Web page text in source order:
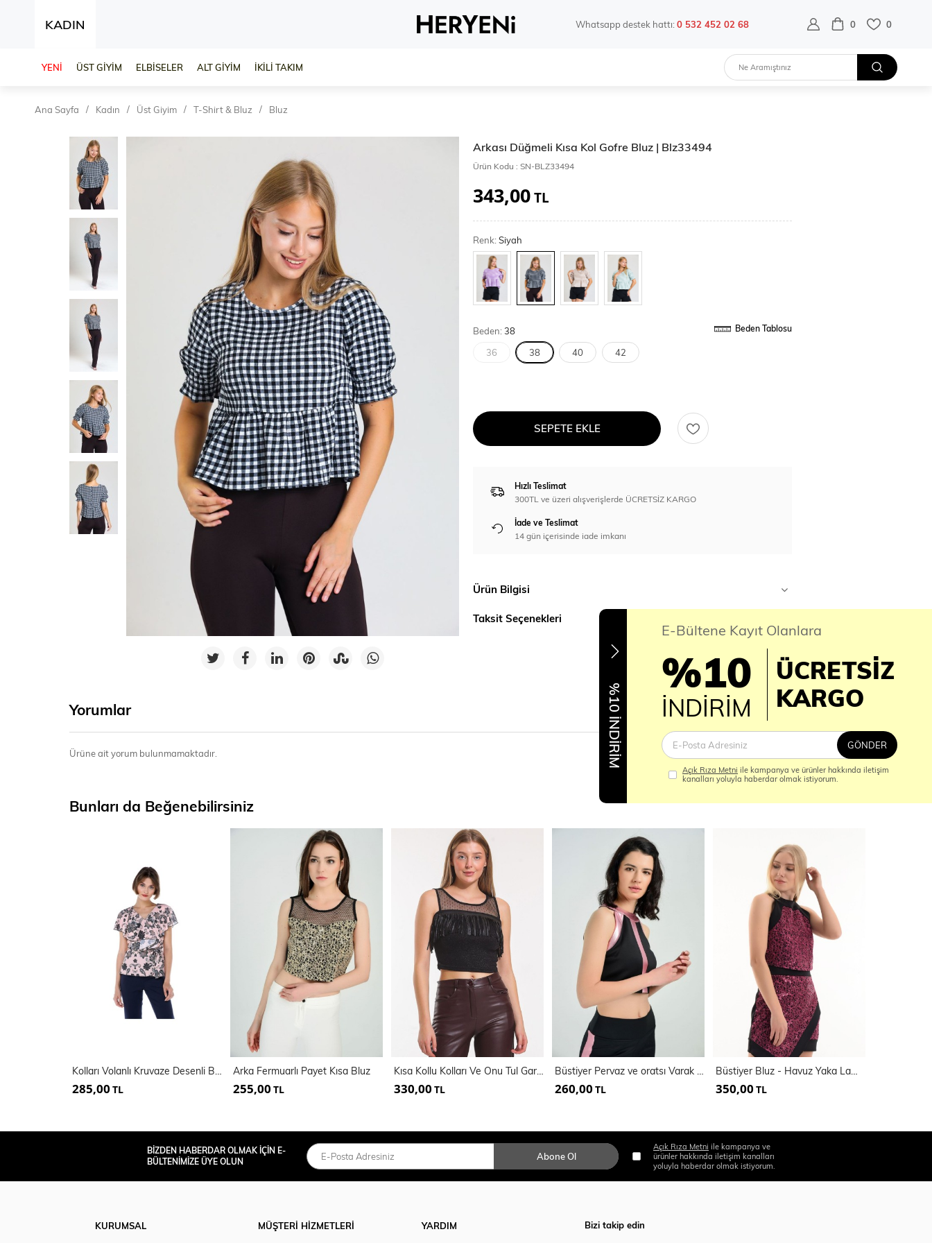
KADIN Whatsapp destek hattı:0 532 452 02 68 0 0
YENİ ÜST GİYİM ELBİSELER ALT GİYİM İKİLİ TAKIM
Ana Sayfa Kadın Üst Giyim T-Shirt & Bluz Bluz
Arkası Düğmeli Kısa Kol Gofre Bluz | Blz33494
Ürün Kodu : SN-BLZ33494
343,00TL
Renk:Siyah
Beden:38 Beden Tablosu
36 38 40 42
SEPETE EKLE
Hızlı Teslimat
300TL ve üzeri alışverişlerde ÜCRETSİZ KARGO
İade ve Teslimat
14 gün içerisinde iade imkanı
Ürün Bilgisi
Taksit Seçenekleri
Yorumlar
Ürüne ait yorum bulunmamaktadır.
Bunları da Beğenebilirsiniz
Kolları Volanlı Kruvaze Desenli Bluz Blz32057
285,00 TL
Arka Fermuarlı Payet Kısa Bluz
255,00 TL
Kısa Kollu Kolları Ve Onu Tul Garnılı Puskullu Bluz | Blz31220
330,00 TL
Büstiyer Pervaz ve oratsı Varak GarniLİ Bluz
260,00 TL
Büstiyer Bluz - Havuz Yaka Lame Payet Kumas Bluz
350,00 TL
%10 İNDİRİM
E-Bültene Kayıt Olanlara
%10
İNDİRİM
ÜCRETSİZ
KARGO
GÖNDER
Açık Rıza Metni ile kampanya ve ürünler hakkında iletişim
kanalları yoluyla haberdar olmak istiyorum.
BİZDEN HABERDAR OLMAK İÇİN E-
BÜLTENİMİZE ÜYE OLUN
Abone Ol
Açık Rıza Metni ile kampanya ve
ürünler hakkında iletişim kanalları
yoluyla haberdar olmak istiyorum.
KURUMSAL
MÜŞTERİ HİZMETLERİ
YARDIM
Bizi takip edin